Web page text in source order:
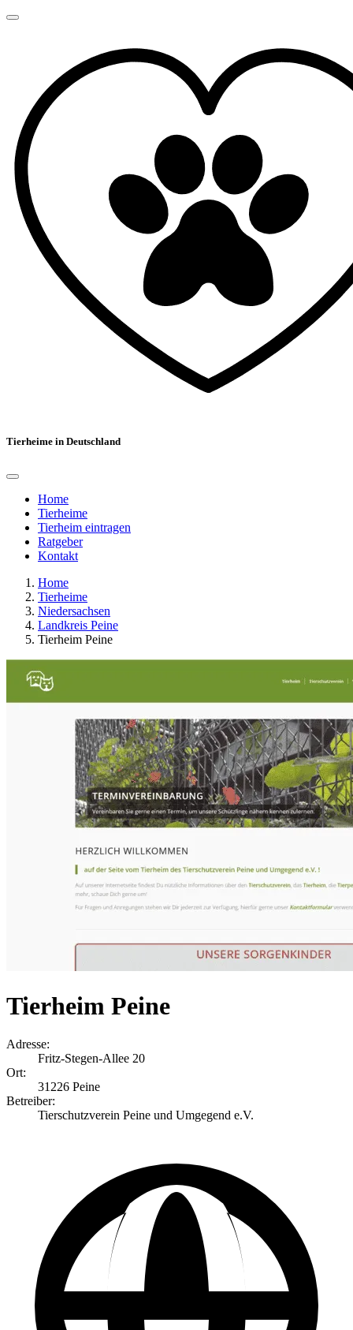
Tierheime in Deutschland
Home
Tierheime
Tierheim eintragen
Ratgeber
Kontakt
Home
Tierheime
Niedersachsen
Landkreis Peine
Tierheim Peine
Tierheim Peine
Adresse:
Fritz-Stegen-Allee 20
Ort:
31226 Peine
Betreiber:
Tierschutzverein Peine und Umgegend e.V.